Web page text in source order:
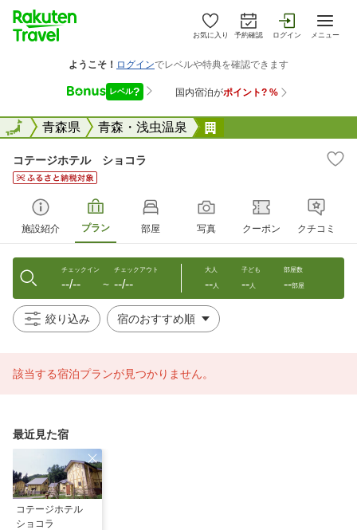
お気に入り 予約確認 ログイン メニュー
全国青森県 青森・浅虫温泉
全国
コテージホテル ショコラ
施設紹介 プラン 部屋 写真 クーポン クチコミ
チェックイン
--/-- 〜
チェックアウト
--/--
大人
--人
子ども
--人
部屋数
--部屋
絞り込み
該当する宿泊プランが見つかりません。
最近見た宿
コテージホテル
ショコラ